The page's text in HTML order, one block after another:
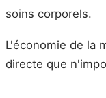
soins corporels.
L'économie de la
directe que